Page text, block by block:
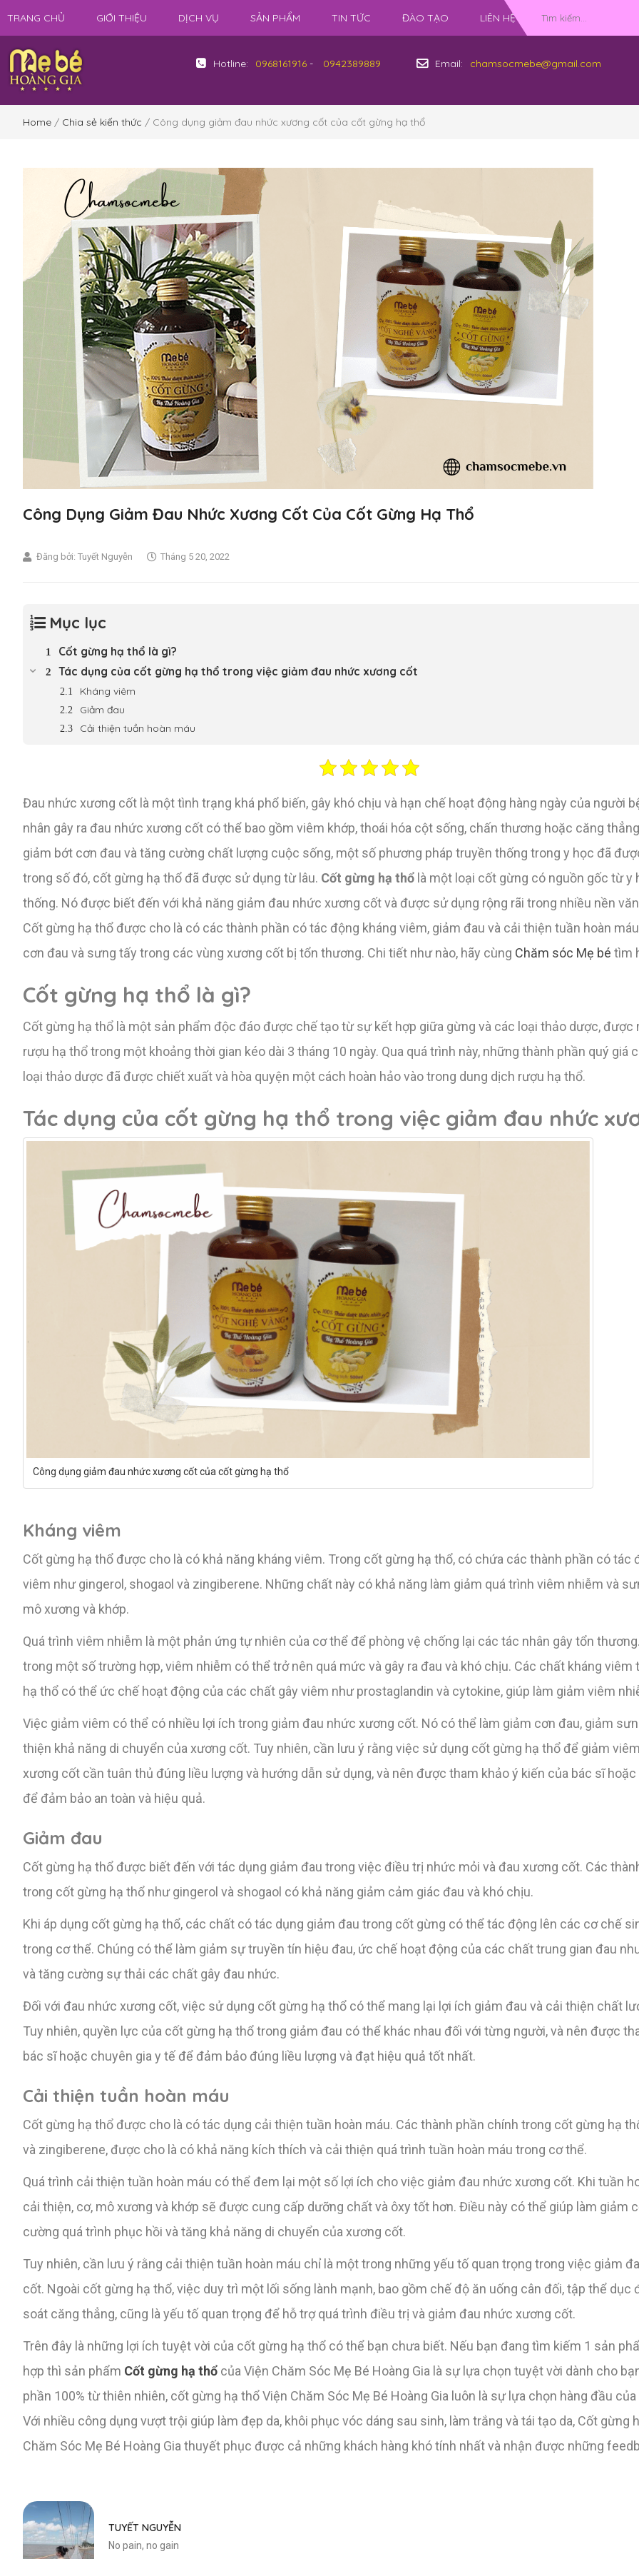
TRANG CHỦ GIỚI THIỆU DỊCH VỤ SẢN PHẨM TIN TỨC ĐÀO TẠO LIÊN HỆ
Hotline: 0968161916- 0942389889 Email: chamsocmebe@gmail.com
Home / Chia sẻ kiến thức / Công dụng giảm đau nhức xương cốt của cốt gừng hạ thổ
Công Dụng Giảm Đau Nhức Xương Cốt Của Cốt Gừng Hạ Thổ
Đăng bởi: Tuyết Nguyễn Tháng 5 20, 2022
Mục lục
Cốt gừng hạ thổ là gì?
Tác dụng của cốt gừng hạ thổ trong việc giảm đau nhức xương cốt
Kháng viêm
Giảm đau
Cải thiện tuần hoàn máu
Đau nhức xương cốt là một tình trạng khá phổ biến, gây khó chịu và hạn chế hoạt động hàng ngày của người
nhân gây ra đau nhức xương cốt có thể bao gồm viêm khớp, thoái hóa cột sống, chấn thương hoặc căng
giảm bớt cơn đau và tăng cường chất lượng cuộc sống, một số phương pháp truyền thống trong y học đã
trong số đó, cốt gừng hạ thổ đã được sử dụng từ lâu. Cốt gừng hạ thổ là một loại cốt gừng có nguồn gốc từ y
thống. Nó được biết đến với khả năng giảm đau nhức xương cốt và được sử dụng rộng rãi trong nhiều nền
Cốt gừng hạ thổ được cho là có các thành phần có tác động kháng viêm, giảm đau và cải thiện tuần hoàn
cơn đau và sưng tấy trong các vùng xương cốt bị tổn thương. Chi tiết như nào, hãy cùng Chăm sóc Mẹ bé tìm
Cốt gừng hạ thổ là gì?
Cốt gừng hạ thổ là một sản phẩm độc đáo được chế tạo từ sự kết hợp giữa gừng và các loại thảo dược, được
rượu hạ thổ trong một khoảng thời gian kéo dài 3 tháng 10 ngày. Qua quá trình này, những thành phần quý giá
loại thảo dược đã được chiết xuất và hòa quyện một cách hoàn hảo vào trong dung dịch rượu hạ thổ.
Tác dụng của cốt gừng hạ thổ trong việc giảm đau nhức
Công dụng giảm đau nhức xương cốt của cốt gừng hạ thổ
Kháng viêm
Cốt gừng hạ thổ được cho là có khả năng kháng viêm. Trong cốt gừng hạ thổ, có chứa các thành phần có tác
viêm như gingerol, shogaol và zingiberene. Những chất này có khả năng làm giảm quá trình viêm nhiễm và
mô xương và khớp.
Quá trình viêm nhiễm là một phản ứng tự nhiên của cơ thể để phòng vệ chống lại các tác nhân gây tổn
trong một số trường hợp, viêm nhiễm có thể trở nên quá mức và gây ra đau và khó chịu. Các chất kháng viêm
hạ thổ có thể ức chế hoạt động của các chất gây viêm như prostaglandin và cytokine, giúp làm giảm viêm
Việc giảm viêm có thể có nhiều lợi ích trong giảm đau nhức xương cốt. Nó có thể làm giảm cơn đau, giảm
thiện khả năng di chuyển của xương cốt. Tuy nhiên, cần lưu ý rằng việc sử dụng cốt gừng hạ thổ để giảm
xương cốt cần tuân thủ đúng liều lượng và hướng dẫn sử dụng, và nên được tham khảo ý kiến của bác sĩ
để đảm bảo an toàn và hiệu quả.
Giảm đau
Cốt gừng hạ thổ được biết đến với tác dụng giảm đau trong việc điều trị nhức mỏi và đau xương cốt. Các
trong cốt gừng hạ thổ như gingerol và shogaol có khả năng giảm cảm giác đau và khó chịu.
Khi áp dụng cốt gừng hạ thổ, các chất có tác dụng giảm đau trong cốt gừng có thể tác động lên các cơ chế
trong cơ thể. Chúng có thể làm giảm sự truyền tín hiệu đau, ức chế hoạt động của các chất trung gian đau
và tăng cường sự thải các chất gây đau nhức.
Đối với đau nhức xương cốt, việc sử dụng cốt gừng hạ thổ có thể mang lại lợi ích giảm đau và cải thiện chất
Tuy nhiên, quyền lực của cốt gừng hạ thổ trong giảm đau có thể khác nhau đối với từng người, và nên được
bác sĩ hoặc chuyên gia y tế để đảm bảo đúng liều lượng và đạt hiệu quả tốt nhất.
Cải thiện tuần hoàn máu
Cốt gừng hạ thổ được cho là có tác dụng cải thiện tuần hoàn máu. Các thành phần chính trong cốt gừng hạ
và zingiberene, được cho là có khả năng kích thích và cải thiện quá trình tuần hoàn máu trong cơ thể.
Quá trình cải thiện tuần hoàn máu có thể đem lại một số lợi ích cho việc giảm đau nhức xương cốt. Khi tuần
cải thiện, cơ, mô xương và khớp sẽ được cung cấp dưỡng chất và ôxy tốt hơn. Điều này có thể giúp làm giảm
cường quá trình phục hồi và tăng khả năng di chuyển của xương cốt.
Tuy nhiên, cần lưu ý rằng cải thiện tuần hoàn máu chỉ là một trong những yếu tố quan trọng trong việc giảm
cốt. Ngoài cốt gừng hạ thổ, việc duy trì một lối sống lành mạnh, bao gồm chế độ ăn uống cân đối, tập thể dục
soát căng thẳng, cũng là yếu tố quan trọng để hỗ trợ quá trình điều trị và giảm đau nhức xương cốt.
Trên đây là những lợi ích tuyệt vời của cốt gừng hạ thổ có thể bạn chưa biết. Nếu bạn đang tìm kiếm 1 sản
hợp thì sản phẩm Cốt gừng hạ thổ của Viện Chăm Sóc Mẹ Bé Hoàng Gia là sự lựa chọn tuyệt vời dành cho
phần 100% từ thiên nhiên, cốt gừng hạ thổ Viện Chăm Sóc Mẹ Bé Hoàng Gia luôn là sự lựa chọn hàng đầu của
Với nhiều công dụng vượt trội giúp làm đẹp da, khôi phục vóc dáng sau sinh, làm trắng và tái tạo da, Cốt gừng
Chăm Sóc Mẹ Bé Hoàng Gia thuyết phục được cả những khách hàng khó tính nhất và nhận được những
TUYẾT NGUYỄN
No pain, no gain